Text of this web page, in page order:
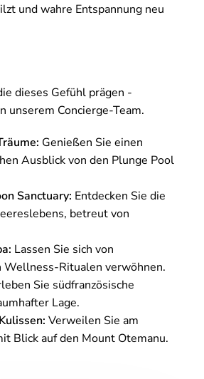
und wahre Entspannung neu
dieses Gefühl prägen -
unserem Concierge-Team.
Genießen Sie einen
Ausblick von den Plunge Pool
Sanctuary: Entdecken Sie die
betreut von
Lassen Sie sich von
Wellness-Ritualen verwöhnen.
Sie südfranzösische
Lage.
Verweilen Sie am
Blick auf den Mount Otemanu.